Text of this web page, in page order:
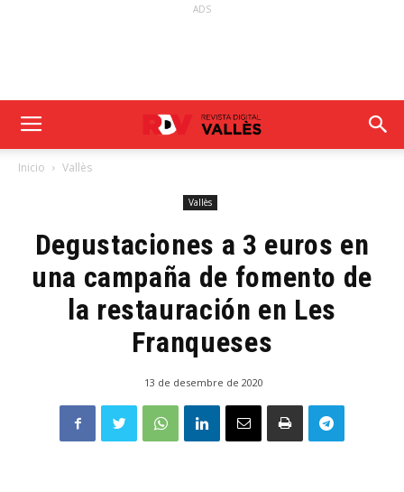
ADS
Inicio Vallès
Vallès
Degustaciones a 3 euros en
una campaña de fomento de
la restauración en Les
Franqueses
13 de desembre de 2020